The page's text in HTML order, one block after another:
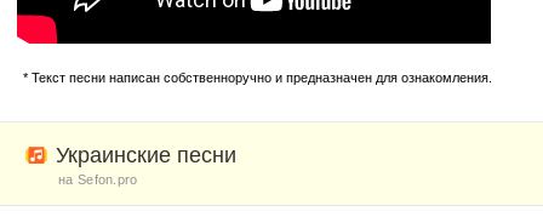
* Текст песни написан собственноручно и предназначен для ознакомления.
Украинские песни
на Sefon.pro